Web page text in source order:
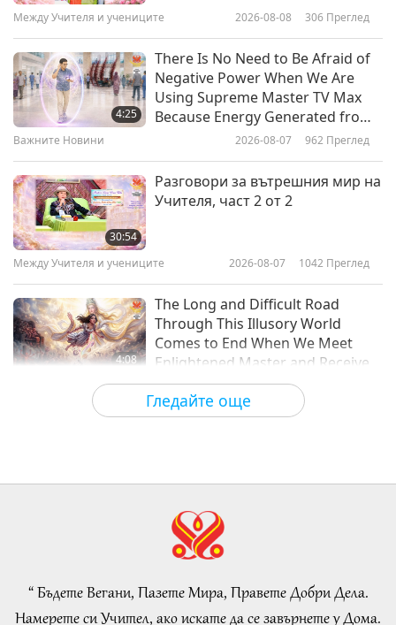
32:35
Позитивен духовен канал, който
разпръсква благословия и
щастие - част 1 от 3
41:49
Медитирайте повече, за да
от 2
Гледайте още
Между Учителя и учениците 2026-08-08 306 Преглед
4:25
There Is No Need to Be Afraid of
Negative Power When We Are
Using Supreme Master TV Max
Because Energy Generated from
It Is Far More Powerful than Any
Важните Новини 2026-08-07 962 Преглед
30:54
Разговори за вътрешния мир на
Учителя, част 2 от 2
Между Учителя и учениците 2026-08-07 1042 Преглед
4:08
The Long and Difficult Road
Through This Illusory World
Comes to End When We Meet
Enlightened Master and Receive
Initiation
Важните Новини 2026-08-06 1023
35:06
21:43
Islamic Ethics on Water:
of 2
“ Бъдете Вегани, Пазете Мира, Правете Добри Дела.
Намерете си Учител, ако искате да се завърнете у Дома.